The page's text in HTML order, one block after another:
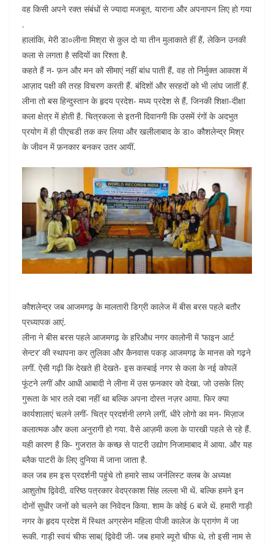
वह किसी अपने रक्त संबंधों से ज्यादा मजबूत, याराना और अपनापन लिए हो गया
.
हालांकि, मेरी डा०लीना मिश्रा से कुल दो या तीन मुलाकाते हीं हैं, लेकिन उनकी
कला से लगता है सदियों का रिश्ता है.
कहते हैं न- फ़न और मन को सीमाएं नहीं बांध पाती हैं, वह तो निर्मुक्त आकाश में
आज़ाद पक्षी की तरह विचरण करती हैं. बंदिशों और सरहदों को भी लांघ जातीं हैं.
लीना तो बस हिन्दुस्तान के हृदय प्रदेश- मध्य प्रदेश से हैं, जिनकी शिक्षा-दीक्षा
कला क्षेत्र में होती है. चित्रकला से इतनी दिवानगी कि उसमें रंगों के अदभुत
प्रयोग में ही पीएचडी तक कर लिया और खलीलाबाद के डा० कौशलेन्द्र मिश्र
के जीवन में फ़नकार बनकर उतर आयीं.
कौशलेन्द्र जब आजमगढ़ के मालतारी डिग्री कालेज में बीस बरस पहले बतौर
प्रध्यापक आएं.
लीना ने बीस बरस पहले आजमगढ़ के हरिऔध नगर कालोनी में ‘फाइन आर्ट
सेन्टर’ की स्थापना कर तुलिका और कैनवास पकड़ आजमगढ़ के मानस को गढ़ने
लगीं. ऐसी गढ़ी कि देखते ही देखते- इस कस्बाई नगर से कला के नई कोपलें
फूंटने लगीं और आधी आबादी ने लीना में उस फ़नकार को देखा, जो उसके लिए
गुरूता के भार तले दबा नहीं था बल्कि अपना दोस्त नज़र आया. फिर क्या
कार्यशालाएं चलने लगीं- चित्र प्रदर्शनी लगने लगीं, धीरे लोगो का मन- मिज़ाज
कलात्मक और कला अनुरागी हो गया. वैसे आज़मी कला के पारखी पहले से रहे हैं.
यही कारण है कि- गुजरात के कच्छ से पाटरी उद्योग निजामाबाद में आया. और यह
ब्लैक पाटरी के लिए दुनिया में जाना जाता है.
कल जब हम इस प्रदर्शनी पहुंचे तो हमारे साथ जर्नलिस्ट क्लब के अध्यक्ष
आशुतोष द्विवेदी, वरिष्ठ पत्रकार वेदप्रकाश सिंह लल्ला भी थें. बल्कि हमने इन
दोनों सुधीर जनों को चलने का निवेदन किया. शाम के कोई 6 बजे थें. हमारी गाड़ी
नगर के हृदय प्रदेश में स्थित अग्रसेन महिला पीजी कालेज के प्रागंण में जा
रूकी. गाड़ी स्वयं चीफ साब( द्विवेदी जी- जब हमारे ब्यूरो चीफ थे, तो इसी नाम से